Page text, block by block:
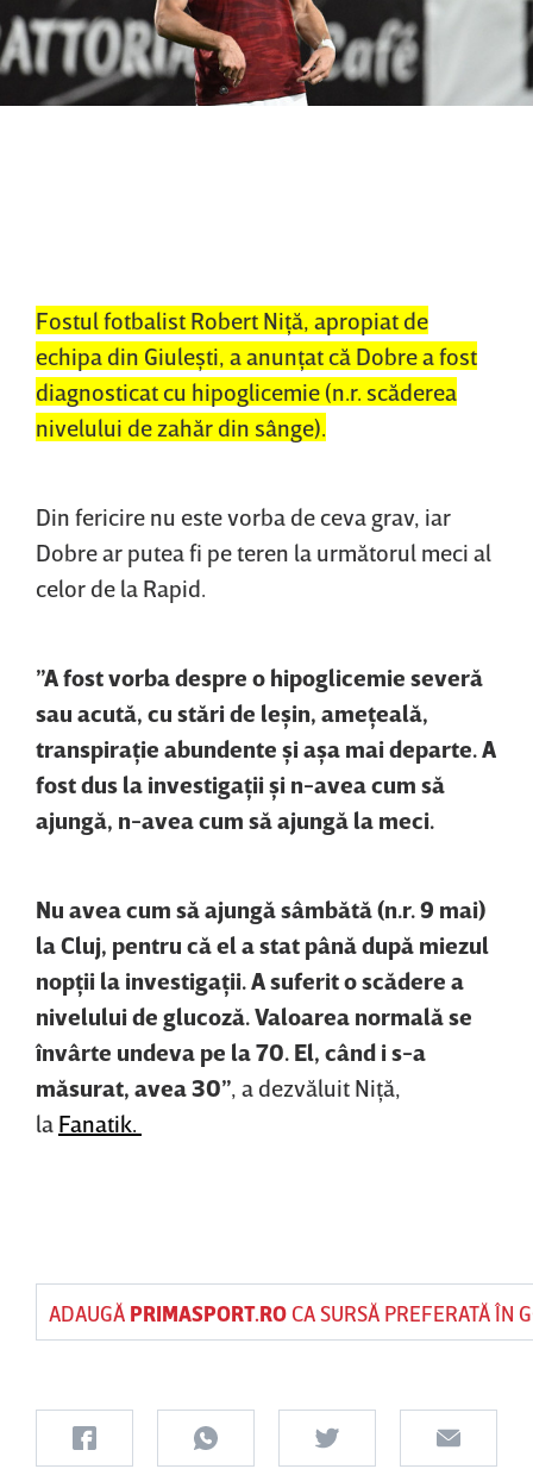
Fostul fotbalist Robert Niţă, apropiat de
echipa din Giuleşti, a anunţat că Dobre a fost
diagnosticat cu hipoglicemie (n.r. scăderea
nivelului de zahăr din sânge).
Din fericire nu este vorba de ceva grav, iar
Dobre ar putea fi pe teren la următorul meci al
celor de la Rapid.
”A fost vorba despre o hipoglicemie severă
sau acută, cu stări de leşin, ameţeală,
transpiraţie abundente şi aşa mai departe. A
fost dus la investigaţii şi n-avea cum să
ajungă, n-avea cum să ajungă la meci.
Nu avea cum să ajungă sâmbătă (n.r. 9 mai)
la Cluj, pentru că el a stat până după miezul
nopţii la investigaţii. A suferit o scădere a
nivelului de glucoză. Valoarea normală se
învârte undeva pe la 70. El, când i s-a
măsurat, avea 30” , a dezvăluit Niţă,
la Fanatik.
ADAUGĂ PRIMASPORT.ROCA SURSĂ PREFERATĂ ÎN